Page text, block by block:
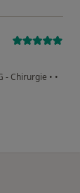
- Chirurgie • •